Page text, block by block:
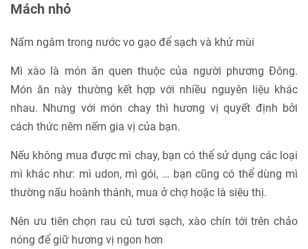
Mách nhỏ
Nấm ngâm trong nước vo gạo để sạch và khử mùi
Mì xào là món ăn quen thuộc của người phương Đông.
Món ăn này thường kết hợp với nhiều nguyên liệu khác
nhau. Nhưng với món chay thì hương vị quyết định bởi
cách thức nêm nếm gia vị của bạn.
Nếu không mua được mì chay, bạn có thể sử dụng các loại
mì khác như: mì udon, mì gói, … bạn cũng có thể dùng mì
thường nấu hoành thánh, mua ở chợ hoặc là siêu thị.
Nên ưu tiên chọn rau củ tươi sạch, xào chín tới trên chảo
nóng để giữ hương vị ngon hơn